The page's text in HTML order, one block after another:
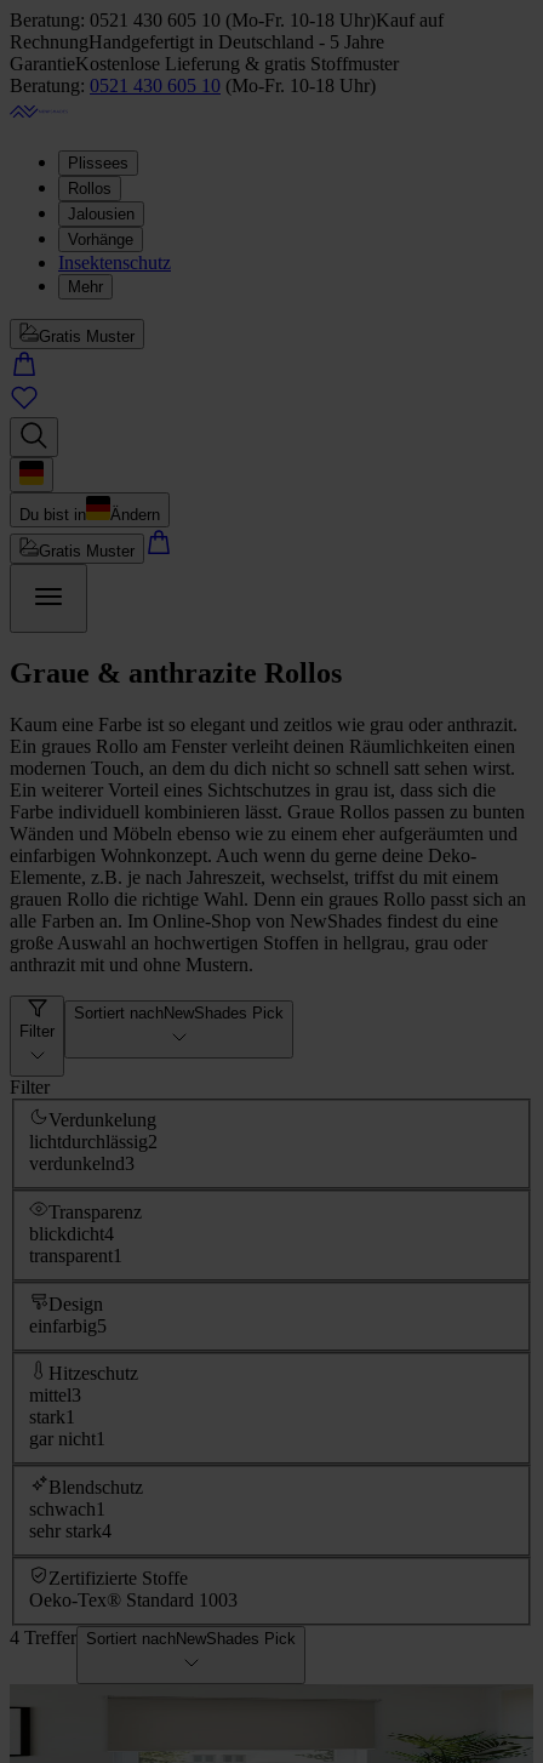
Beratung: 0521 430 605 10 (Mo-Fr. 10-18 Uhr)Kauf auf
RechnungHandgefertigt in Deutschland - 5 Jahre
GarantieKostenlose Lieferung & gratis Stoffmuster
Beratung: 0521 430 605 10 (Mo-Fr. 10-18 Uhr)
Plissees
Rollos
Jalousien
Vorhänge
Insektenschutz
Mehr
Gratis Muster
Du bist in
Ändern
Gratis Muster
Graue & anthrazite Rollos
Kaum eine Farbe ist so elegant und zeitlos wie grau oder anthrazit.
Ein graues Rollo am Fenster verleiht deinen Räumlichkeiten einen
modernen Touch, an dem du dich nicht so schnell satt sehen wirst.
Ein weiterer Vorteil eines Sichtschutzes in grau ist, dass sich die
Farbe individuell kombinieren lässt. Graue Rollos passen zu bunten
Wänden und Möbeln ebenso wie zu einem eher aufgeräumten und
einfarbigen Wohnkonzept. Auch wenn du gerne deine Deko-
Elemente, z.B. je nach Jahreszeit, wechselst, triffst du mit einem
grauen Rollo die richtige Wahl. Denn ein graues Rollo passt sich an
alle Farben an. Im Online-Shop von NewShades findest du eine
große Auswahl an hochwertigen Stoffen in hellgrau, grau oder
anthrazit mit und ohne Mustern.
Filter
Sortiert nachNewShades Pick
Filter
Verdunkelung
lichtdurchlässig2
verdunkelnd3
Transparenz
blickdicht4
transparent1
Design
einfarbig5
Hitzeschutz
mittel3
stark1
gar nicht1
Blendschutz
schwach1
sehr stark4
Zertifizierte Stoffe
Oeko-Tex® Standard 1003
4 Treffer Sortiert nachNewShades Pick